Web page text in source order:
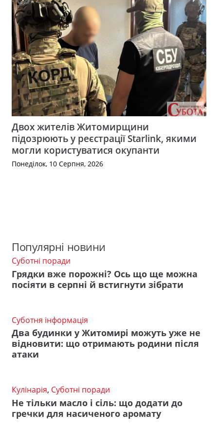
Двох жителів Житомирщини
підозрюють у реєстрації Starlink, якими
могли користуватися окупанти
Понеділок, 10 Серпня, 2026
Популярні новини
Суботні поради
Грядки вже порожні? Ось що ще можна
посіяти в серпні й встигнути зібрати
Суботня інформація
Два будинки у Житомирі можуть уже не
відновити: що отримають родини після
атаки
Кулінарія, Суботні поради
Не тільки масло і сіль: що додати до
гречки для насиченого аромату